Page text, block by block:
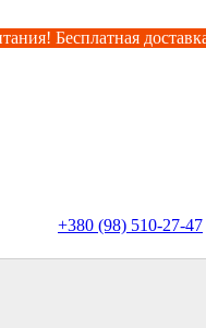
Бесплатная
+380 (98) 510-27-47